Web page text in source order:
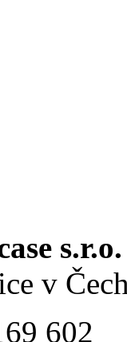
s.r.o.
v
602